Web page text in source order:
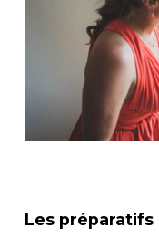
Les préparatifs